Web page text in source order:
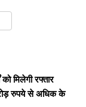
मिलेगी रफ्तार
रुपये से अधिक के